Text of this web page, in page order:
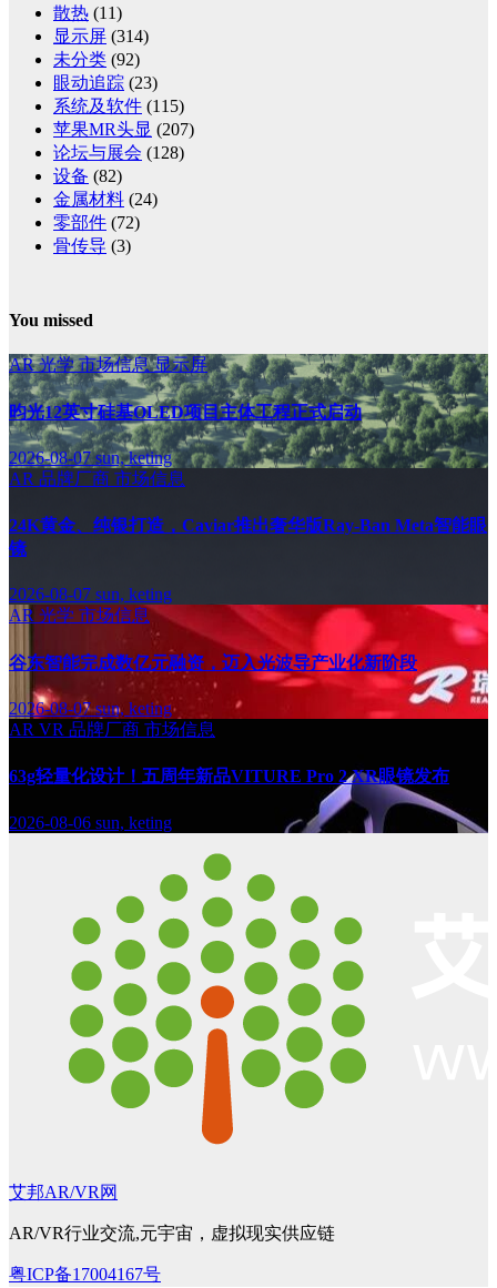
散热 (11)
显示屏 (314)
未分类 (92)
眼动追踪 (23)
系统及软件 (115)
苹果MR头显 (207)
论坛与展会 (128)
设备 (82)
金属材料 (24)
零部件 (72)
骨传导 (3)
You missed
AR光学市场信息显示屏
昀光12英寸硅基OLED项目主体工程正式启动
2026-08-07sun, keting
AR 品牌厂商 市场信息
24K黄金、纯银打造，Caviar推出奢华版Ray-Ban Meta智能眼
镜
2026-08-07 sun, keting
AR 光学 市场信息
谷东智能完成数亿元融资，迈入光波导产业化新阶段
2026-08-07sun, keting
AR VR 品牌厂商 市场信息
63g轻量化设计！五周年新品VITURE Pro 2 XR眼镜发布
2026-08-06 sun, keting
艾邦AR/VR网
AR/VR行业交流,元宇宙，虚拟现实供应链
粤ICP备17004167号